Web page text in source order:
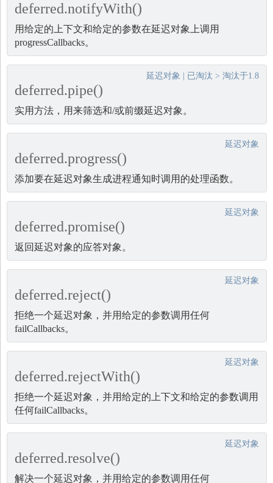
deferred.notifyWith()
用给定的上下文和给定的参数在延迟对象上调用
progressCallbacks。
延迟对象 已淘汰 > 淘汰于1.8
deferred.pipe()
实用方法，用来筛选和/或前缀延迟对象。
延迟对象
deferred.progress()
添加要在延迟对象生成进程通知时调用的处理函数。
延迟对象
deferred.promise()
返回延迟对象的应答对象。
延迟对象
deferred.reject()
拒绝一个延迟对象，并用给定的参数调用任何
failCallbacks。
延迟对象
deferred.rejectWith()
拒绝一个延迟对象，并用给定的上下文和给定的参数调用
任何failCallbacks。
延迟对象
deferred.resolve()
解决一个延迟对象，并用给定的参数调用任何